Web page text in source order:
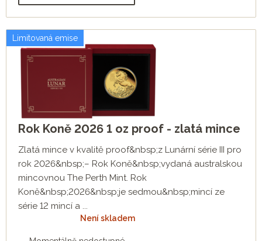
Limitovaná emise
Rok Koně 2026 1 oz proof - zlatá mince
Zlatá mince v kvalitě proof&nbsp;z Lunární série III pro
rok 2026&nbsp;– Rok Koně&nbsp;vydaná australskou
mincovnou The Perth Mint. Rok
Koně&nbsp;2026&nbsp;je sedmou&nbsp;mincí ze
série 12 mincí a ...
Není skladem